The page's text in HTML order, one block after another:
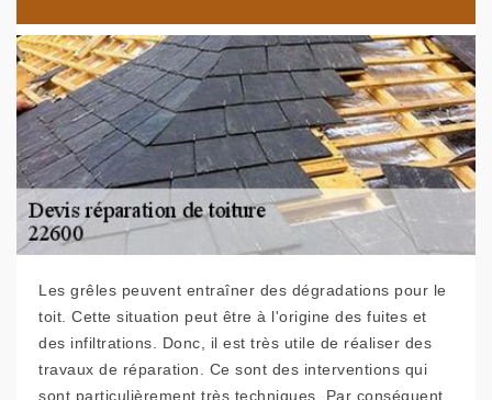
Les grêles peuvent entraîner des dégradations pour le
toit. Cette situation peut être à l'origine des fuites et
des infiltrations. Donc, il est très utile de réaliser des
travaux de réparation. Ce sont des interventions qui
sont particulièrement très techniques. Par conséquent,